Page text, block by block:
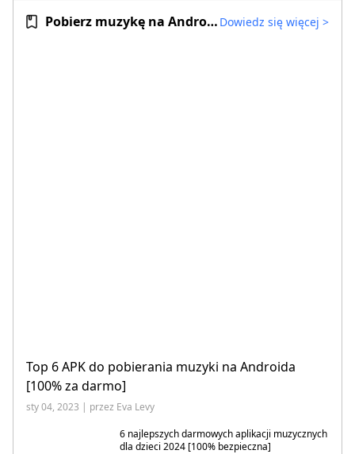
Pobierz muzykę na Androida Dowiedz się więcej >
Top 6 APK do pobierania muzyki na Androida
[100% za darmo]
sty 04, 2023 | przez Eva Levy
6 najlepszych darmowych aplikacji muzycznych
dla dzieci 2024 [100% bezpieczna]